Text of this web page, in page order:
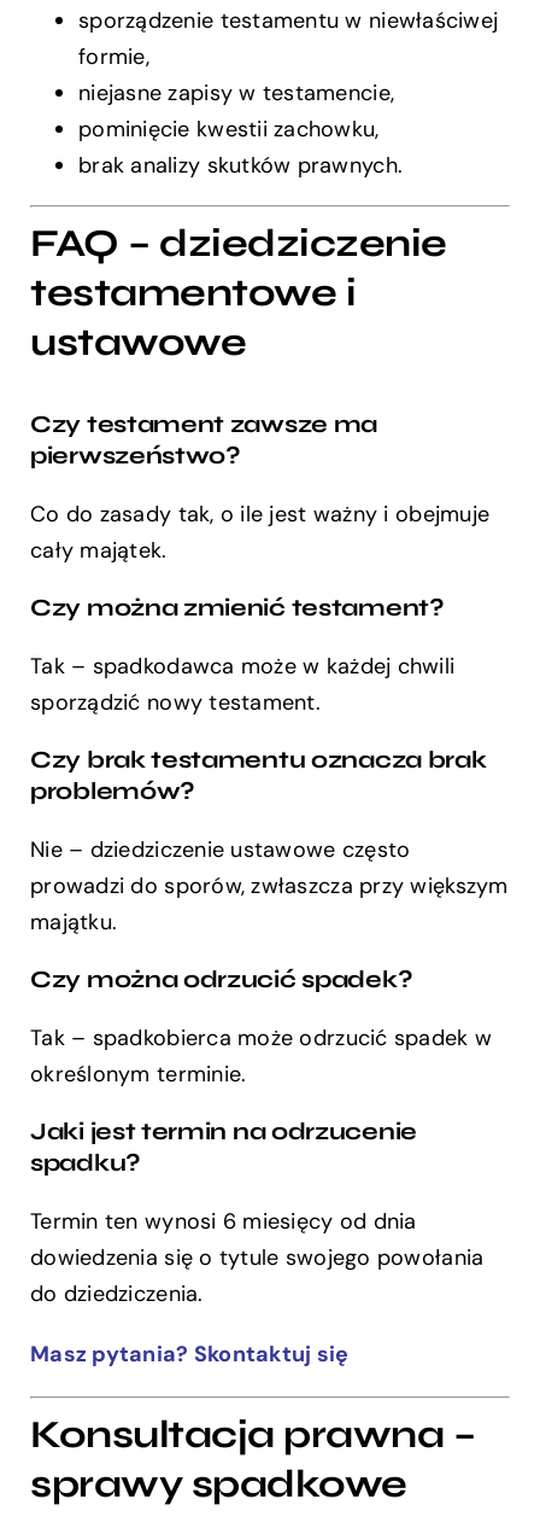
sporządzenie testamentu w niewłaściwej
formie,
niejasne zapisy w testamencie,
pominięcie kwestii zachowku,
brak analizy skutków prawnych.
FAQ – dziedziczenie
testamentowe i
ustawowe
Czy testament zawsze ma
pierwszeństwo?
Co do zasady tak, o ile jest ważny i obejmuje
cały majątek.
Czy można zmienić testament?
Tak – spadkodawca może w każdej chwili
sporządzić nowy testament.
Czy brak testamentu oznacza brak
problemów?
Nie – dziedziczenie ustawowe często
prowadzi do sporów, zwłaszcza przy większym
majątku.
Czy można odrzucić spadek?
Tak – spadkobierca może odrzucić spadek w
określonym terminie.
Jaki jest termin na odrzucenie
spadku?
Termin ten wynosi 6 miesięcy od dnia
dowiedzenia się o tytule swojego powołania
do dziedziczenia.
Masz pytania? Skontaktuj się
Konsultacja prawna –
sprawy spadkowe